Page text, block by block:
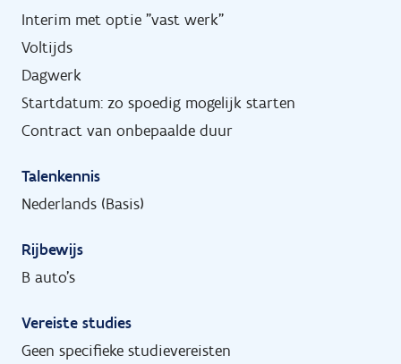
Interim met optie "vast werk"
Voltijds
Dagwerk
Startdatum: zo spoedig mogelijk starten
Contract van onbepaalde duur
Talenkennis
Nederlands (Basis)
Rijbewijs
B auto's
Vereiste studies
Geen specifieke studievereisten